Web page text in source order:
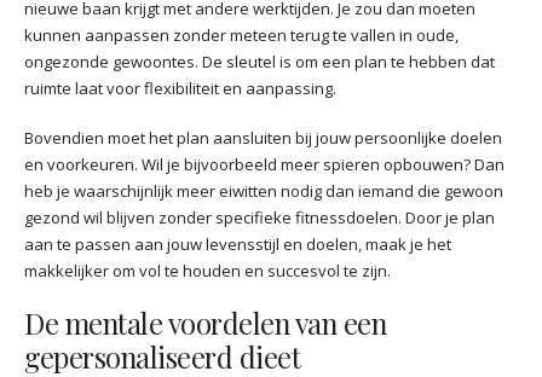
nieuwe baan krijgt met andere werktijden. Je zou dan moeten
kunnen aanpassen zonder meteen terug te vallen in oude,
ongezonde gewoontes. De sleutel is om een plan te hebben dat
ruimte laat voor flexibiliteit en aanpassing.
Bovendien moet het plan aansluiten bij jouw persoonlijke doelen
en voorkeuren. Wil je bijvoorbeeld meer spieren opbouwen? Dan
heb je waarschijnlijk meer eiwitten nodig dan iemand die gewoon
gezond wil blijven zonder specifieke fitnessdoelen. Door je plan
aan te passen aan jouw levensstijl en doelen, maak je het
makkelijker om vol te houden en succesvol te zijn.
De mentale voordelen van een
gepersonaliseerd dieet